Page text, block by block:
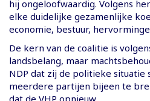
hij ongeloofwaardig. Volgens
elke duidelijke gezamenlijke
economie, bestuur,
De kern van de coalitie is
landsbelang, maar
NDP dat zij de politieke
meerdere partijen bijeen te
dat de VHP opnieuw